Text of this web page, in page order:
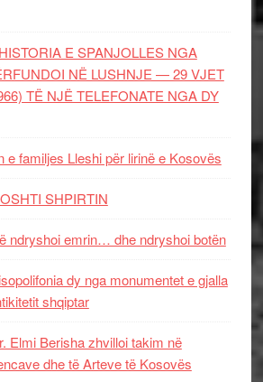
E SPANJOLLES NGA
NË LUSHNJE — 29 VJET
TË NJË TELEFONATE NGA DY
e familjes Lleshi për lirinë e Kosovës
SHPIRTIN
ndryshoi emrin… dhe ndryshoi botën
dy nga monumentet e gjalla
shqiptar
Elmi Berisha zhvilloi takim në
dhe të Arteve të Kosovës